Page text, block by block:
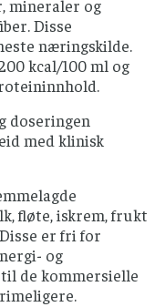
mineraler og
Disse
næringskilde.
kcal/100 ml og
doseringen
med klinisk
fløte, iskrem, frukt
er fri for
og
de kommersielle